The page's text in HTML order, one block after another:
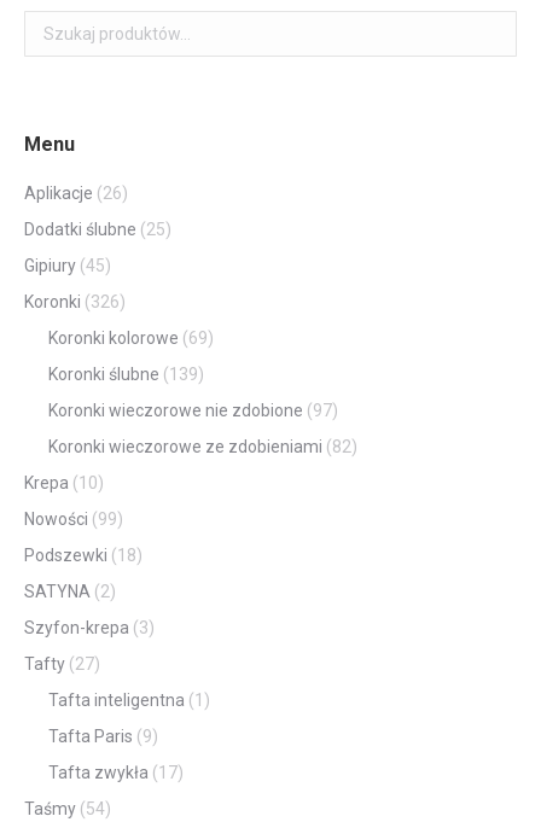
Menu
Aplikacje (26)
Dodatki ślubne (25)
Gipiury (45)
Koronki (326)
Koronki kolorowe (69)
Koronki ślubne (139)
Koronki wieczorowe nie zdobione (97)
Koronki wieczorowe ze zdobieniami (82)
Krepa (10)
Nowości (99)
Podszewki (18)
SATYNA (2)
Szyfon-krepa (3)
Tafty (27)
Tafta inteligentna (1)
Tafta Paris (9)
Tafta zwykła (17)
Taśmy (54)